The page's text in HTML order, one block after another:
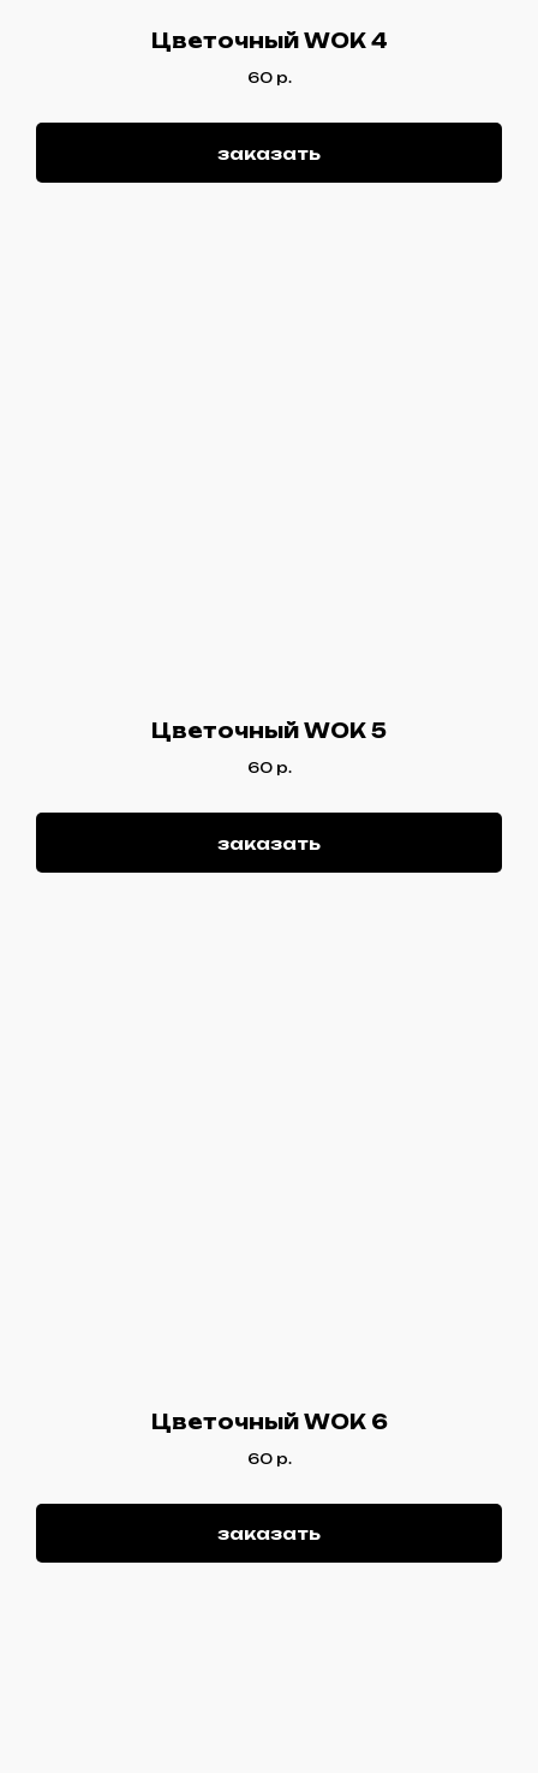
Цветочный WOK 4
60 р.
заказать
Цветочный WOK 5
60 р.
заказать
Цветочный WOK 6
60 р.
заказать